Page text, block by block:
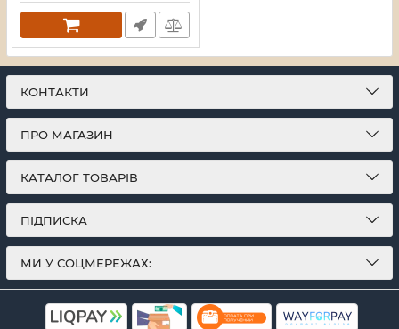
КОНТАКТИ
ПРО МАГАЗИН
КАТАЛОГ ТОВАРІВ
ПІДПИСКА
МИ У СОЦМЕРЕЖАХ: